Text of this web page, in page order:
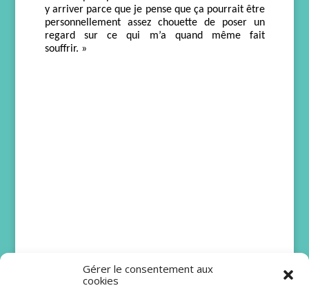
Gérer le consentement aux
cookies
y arriver parce que je pense que ça pourrait être
personnellement assez chouette de poser un
regard sur ce qui m’a quand même fait
souffrir. »